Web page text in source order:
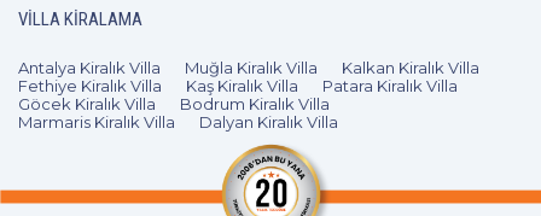
VILLA KIRALAMA
Antalya Kiralık Villa Muğla Kiralık Villa
Kalkan Kiralık Villa
Fethiye Kiralık Villa
Kaş Kiralık Villa
Patara Kiralık Villa
Göcek Kiralık Villa
Bodrum Kiralık Villa
Marmaris Kiralık Villa
Dalyan Kiralık Villa